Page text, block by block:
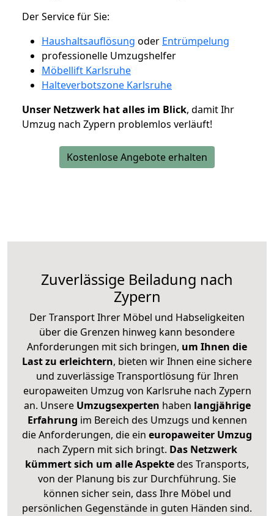
Der Service für Sie:
Haushaltsauflösung oder Entrümpelung
professionelle Umzugshelfer
Möbellift Karlsruhe
Halteverbotszone Karlsruhe
Unser Netzwerk hat alles im Blick, damit Ihr
Umzug nach Zypern problemlos verläuft!
Kostenlose Angebote erhalten
Zuverlässige Beiladung nach
Zypern
Der Transport Ihrer Möbel und Habseligkeiten
über die Grenzen hinweg kann besondere
Anforderungen mit sich bringen, um Ihnen die
Last zu erleichtern, bieten wir Ihnen eine sichere
und zuverlässige Transportlösung für Ihren
europaweiten Umzug von Karlsruhe nach Zypern
an. Unsere Umzugsexperten haben langjährige
Erfahrung im Bereich des Umzugs und kennen
die Anforderungen, die ein europaweiter Umzug
nach Zypern mit sich bringt. Das Netzwerk
kümmert sich um alle Aspektedes Transports,
von der Planung bis zur Durchführung. Sie
können sicher sein, dass Ihre Möbel und
persönlichen Gegenstände in guten Händen sind.